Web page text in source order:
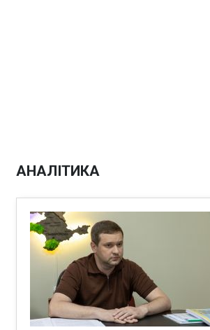
АНАЛІТИКА